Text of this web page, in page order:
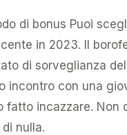
di bonus Puoi
in 2023. Il
di sorveglianza
incontro con una
fatto incazzare.
nulla.